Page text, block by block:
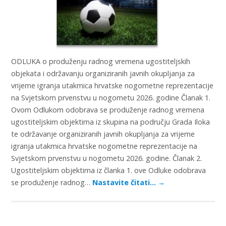
ODLUKA o produženju radnog vremena ugostiteljskih
objekata i održavanju organiziranih javnih okupljanja za
vrijeme igranja utakmica hrvatske nogometne reprezentacije
na Svjetskom prvenstvu u nogometu 2026. godine Članak 1.
Ovom Odlukom odobrava se produženje radnog vremena
ugostiteljskim objektima iz skupina na području Grada Iloka
te održavanje organiziranih javnih okupljanja za vrijeme
igranja utakmica hrvatske nogometne reprezentacije na
Svjetskom prvenstvu u nogometu 2026. godine. Članak 2.
Ugostiteljskim objektima iz članka 1. ove Odluke odobrava
se produženje radnog… Nastavite čitati… →